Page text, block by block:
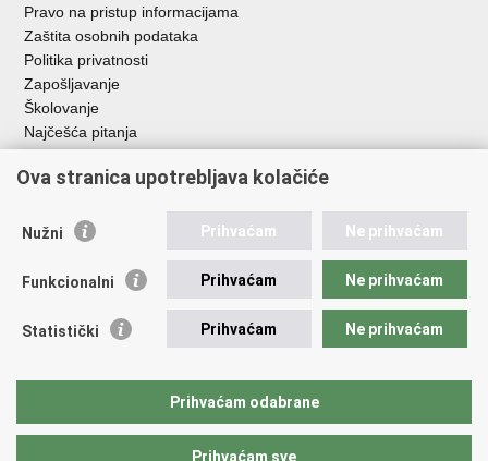
Pravo na pristup informacijama
Zaštita osobnih podataka
Politika privatnosti
Zapošljavanje
Školovanje
Najčešća pitanja
Važne poveznice
EMN Nacionalna kontaktna točka za Republiku Hrvatsku
Policijska akademija
Zaklada policijske solidarnosti
Udruge
Ova stranica upotrebljava kolačiće
Nužni Prihvaćam Ne prihvaćam
Funkcionalni Prihvaćam Ne prihvaćam
Statistički Prihvaćam Ne prihvaćam
Prihvaćam odabrane
Prihvaćam sve